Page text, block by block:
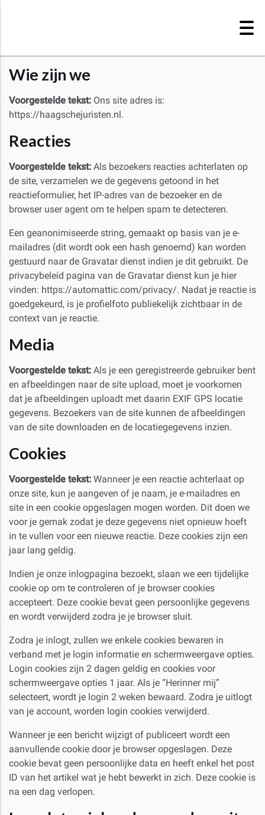
Wie zijn we
Voorgestelde tekst: Ons site adres is:
https://haagschejuristen.nl.
Reacties
Voorgestelde tekst: Als bezoekers reacties achterlaten op
de site, verzamelen we de gegevens getoond in het
reactieformulier, het IP-adres van de bezoeker en de
browser user agent om te helpen spam te detecteren.
Een geanonimiseerde string, gemaakt op basis van je e-
mailadres (dit wordt ook een hash genoemd) kan worden
gestuurd naar de Gravatar dienst indien je dit gebruikt. De
privacybeleid pagina van de Gravatar dienst kun je hier
vinden: https://automattic.com/privacy/. Nadat je reactie is
goedgekeurd, is je profielfoto publiekelijk zichtbaar in de
context van je reactie.
Media
Voorgestelde tekst: Als je een geregistreerde gebruiker bent
en afbeeldingen naar de site upload, moet je voorkomen
dat je afbeeldingen uploadt met daarin EXIF GPS locatie
gegevens. Bezoekers van de site kunnen de afbeeldingen
van de site downloaden en de locatiegegevens inzien.
Cookies
Voorgestelde tekst: Wanneer je een reactie achterlaat op
onze site, kun je aangeven of je naam, je e-mailadres en
site in een cookie opgeslagen mogen worden. Dit doen we
voor je gemak zodat je deze gegevens niet opnieuw hoeft
in te vullen voor een nieuwe reactie. Deze cookies zijn een
jaar lang geldig.
Indien je onze inlogpagina bezoekt, slaan we een tijdelijke
cookie op om te controleren of je browser cookies
accepteert. Deze cookie bevat geen persoonlijke gegevens
en wordt verwijderd zodra je je browser sluit.
Zodra je inlogt, zullen we enkele cookies bewaren in
verband met je login informatie en schermweergave opties.
Login cookies zijn 2 dagen geldig en cookies voor
schermweergave opties 1 jaar. Als je “Herinner mij”
selecteert, wordt je login 2 weken bewaard. Zodra je uitlogt
van je account, worden login cookies verwijderd.
Wanneer je een bericht wijzigt of publiceert wordt een
aanvullende cookie door je browser opgeslagen. Deze
cookie bevat geen persoonlijke data en heeft enkel het post
ID van het artikel wat je hebt bewerkt in zich. Deze cookie is
na een dag verlopen.